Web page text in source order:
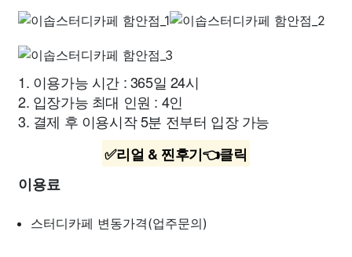
1. 이용가능 시간 : 365일 24시
2. 입장가능 최대 인원 : 4인
3. 결제 후 이용시작 5분 전부터 입장 가능
✅리얼 & 찐후기👈클릭
이용료
스터디카페 변동가격(업주문의)